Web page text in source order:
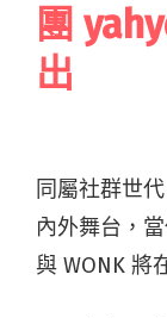
團
出
同屬社群世
內外舞台，
與 WONK 將